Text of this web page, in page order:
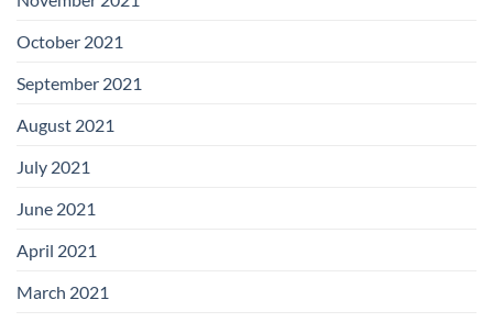
October 2021
September 2021
August 2021
July 2021
June 2021
April 2021
March 2021